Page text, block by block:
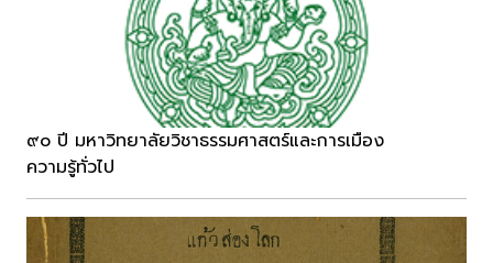
๙๐ ปี มหาวิทยาลัยวิชาธรรมศาสตร์และการเมือง
ความรู้ทั่วไป